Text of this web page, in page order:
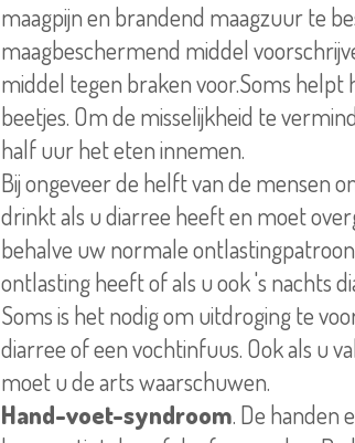
maagpijn en brandend maagzuur te
maagbeschermend middel
middel tegen braken voor.Soms
beetjes. Om de misselijkheid te
half uur het eten innemen.
Bij ongeveer de helft van de mensen
drinkt als u diarree heeft en moet
behalve uw normale
ontlasting heeft of als u ook 's nachts
Soms is het nodig om uitdroging te
diarree of een vochtinfuus. Ook als u
moet u de arts waarschuwen.
Hand-voet-syndroom. De handen